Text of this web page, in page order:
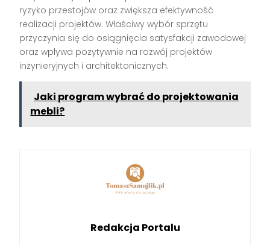
ryzyko przestojów oraz zwiększa efektywność
realizacji projektów. Właściwy wybór sprzętu
przyczynia się do osiągnięcia satysfakcji zawodowej
oraz wpływa pozytywnie na rozwój projektów
inżynieryjnych i architektonicznych.
Jaki program wybrać do projektowania
mebli?
Redakcja Portalu